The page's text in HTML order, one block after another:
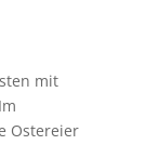
mit
Ostereier